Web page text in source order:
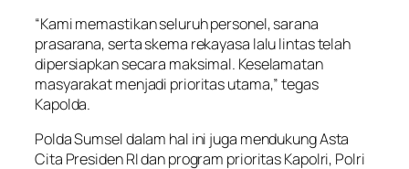
“Kami memastikan seluruh personel, sarana
prasarana, serta skema rekayasa lalu lintas telah
dipersiapkan secara maksimal. Keselamatan
masyarakat menjadi prioritas utama,” tegas
Kapolda.
Polda Sumsel dalam hal ini juga mendukung Asta
Cita Presiden RI dan program prioritas Kapolri, Polri